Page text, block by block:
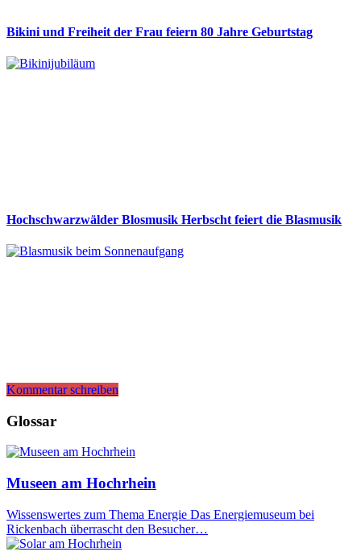
Bikini und Freiheit der Frau feiern 80 Jahre Geburtstag
Hochschwarzwälder Blosmusik Herbscht feiert die Blasmusik
Kommentar schreiben
Glossar
Museen am Hochrhein
Wissenswertes zum Thema Energie Das Energiemuseum bei
Rickenbach überrascht den Besucher…